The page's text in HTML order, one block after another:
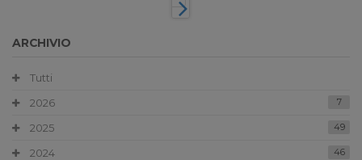
ARCHIVIO
Tutti
2026
7
2025 49
2024 46